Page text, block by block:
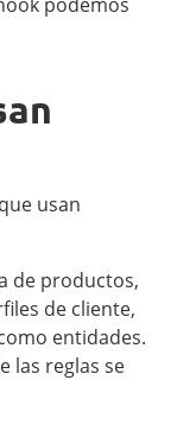
usan
de productos,
de cliente,
entidades.
las reglas se